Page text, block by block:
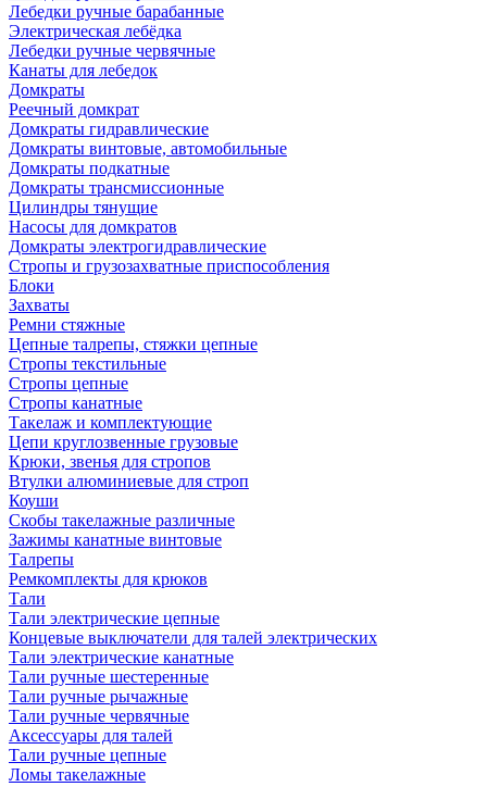
Лебедки ручные барабанные
Электрическая лебёдка
Лебедки ручные червячные
Канаты для лебедок
Домкраты
Реечный домкрат
Домкраты гидравлические
Домкраты винтовые, автомобильные
Домкраты подкатные
Домкраты трансмиссионные
Цилиндры тянущие
Насосы для домкратов
Домкраты электрогидравлические
Стропы и грузозахватные приспособления
Блоки
Захваты
Ремни стяжные
Цепные талрепы, стяжки цепные
Стропы текстильные
Стропы цепные
Стропы канатные
Такелаж и комплектующие
Цепи круглозвенные грузовые
Крюки, звенья для стропов
Втулки алюминиевые для строп
Коуши
Скобы такелажные различные
Зажимы канатные винтовые
Талрепы
Ремкомплекты для крюков
Тали
Тали электрические цепные
Концевые выключатели для талей электрических
Тали электрические канатные
Тали ручные шестеренные
Тали ручные рычажные
Тали ручные червячные
Аксессуары для талей
Тали ручные цепные
Ломы такелажные